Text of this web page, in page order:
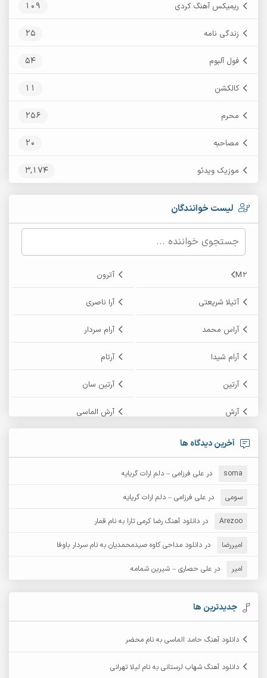
ریمیکس آهنگ کردی 109
زندگی نامه 25
فول آلبوم 54
کالکشن 11
محرم 256
مصاحبه 20
موزیک ویدئو 3,174
لیست خوانندگان
M2 آترون
آتیلا شریعتی آرا ناصری
آراس محمد آرام سردار
آرام شیدا آرتام
آرتین آرتین سان
آرش آرش الماسی
آرش امامی
آرش عثمان
آرش مبهم آرش مستشیری
آرش مهرابی آرش نظری
آرشام
آرکاداش
آخرین دیدگاه ها
soma در علی فرزامی – دلم ارات گریایه
سومی در علی فرزامی – دلم ارات گریایه
Arezoo در دانلود آهنگ رضا کرمی تارا به نام قمار
امیررضا در دانلود مداحی کاوه صیدمحمدیان به نام سردار باوفا
امیر در علی حصاری – شیرین شمامه
جدیدترین ها
دانلود آهنگ حامد الماسی به نام محضر
دانلود آهنگ شهاب لرستانی به نام لیلا تهرانی